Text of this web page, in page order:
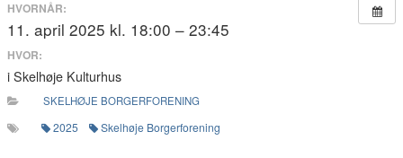
HVORNÅR:
11. april 2025 kl. 18:00 – 23:45
HVOR:
i Skelhøje Kulturhus
SKELHØJE BORGERFORENING
2025 Skelhøje Borgerforening